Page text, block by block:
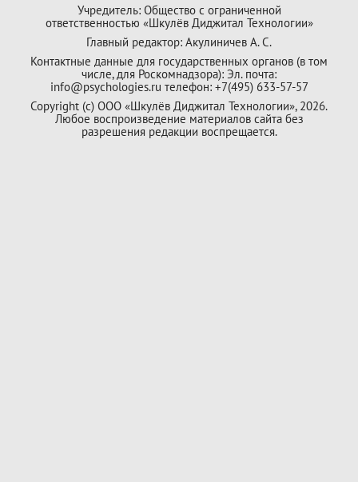
Учредитель: Общество с ограниченной
ответственностью «Шкулёв Диджитал Технологии»
Главный редактор: Акулиничев А. С.
Контактные данные для государственных органов (в том
числе, для Роскомнадзора): Эл. почта:
info@psychologies.ru телефон: +7(495) 633-57-57
Copyright (с) ООО «Шкулёв Диджитал Технологии», 2026.
Любое воспроизведение материалов сайта без
разрешения редакции воспрещается.